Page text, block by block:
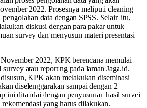
2022. Prosesnya meliputi cleaning
data dengan SPSS. Selain itu,
diskusi dengan para pakar untuk
survey dan menyusun materi presentasi
2022, KPK berencana memulai
survey atau reporting pada laman Jaga.id.
KPK akan melakukan diseminasi
diselenggarakan sampai dengan 2
ini ditandai dengan penyusunan hasil survei
yang harus dilakukan.